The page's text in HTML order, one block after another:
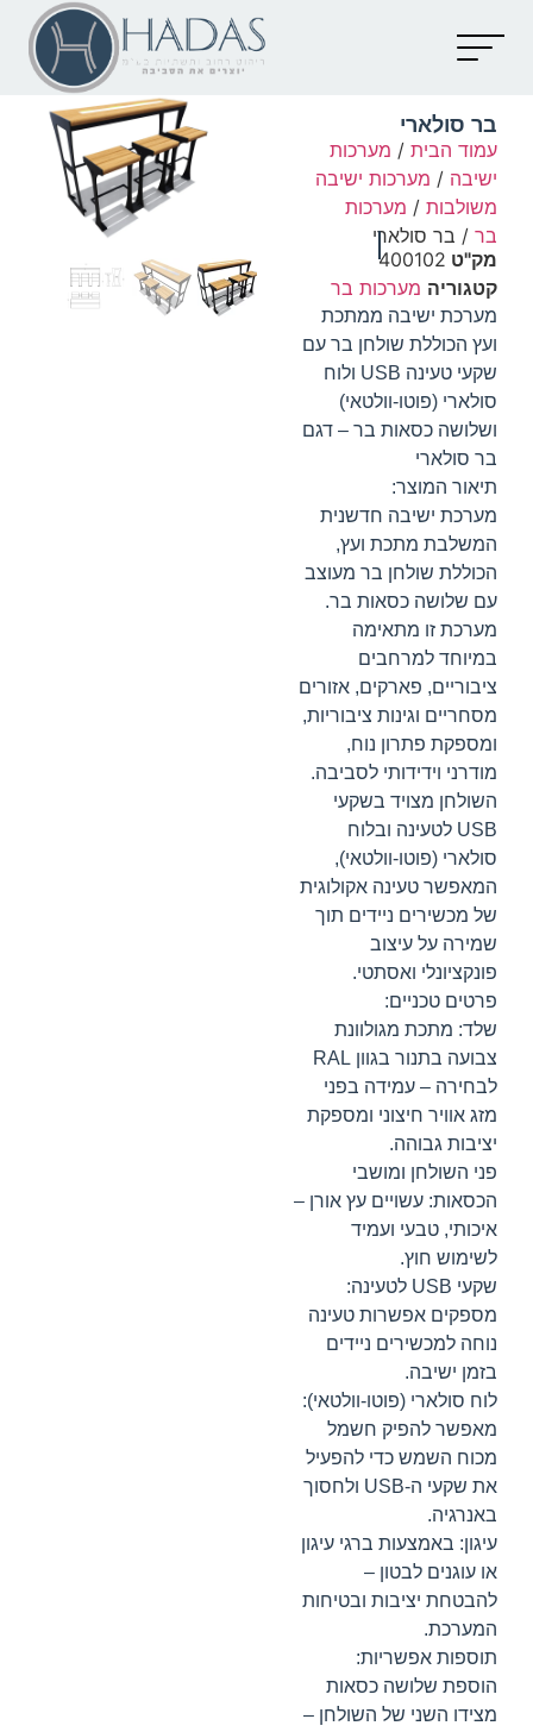
בר סולארי
עמוד הבית / מערכות
ישיבה / מערכות ישיבה
משולבות / מערכות
בר / בר סולארי
מק"ט 400102
קטגוריה מערכות בר
מערכת ישיבה ממתכת
ועץ הכוללת שולחן בר עם
שקעי טעינה USB ולוח
סולארי (פוטו-וולטאי)
ושלושה כסאות בר – דגם
בר סולארי
תיאור המוצר:
מערכת ישיבה חדשנית
המשלבת מתכת ועץ,
הכוללת שולחן בר מעוצב
עם שלושה כסאות בר.
מערכת זו מתאימה
במיוחד למרחבים
ציבוריים, פארקים, אזורים
מסחריים וגינות ציבוריות,
ומספקת פתרון נוח,
מודרני וידידותי לסביבה.
השולחן מצויד בשקעי
USB לטעינה ובלוח
סולארי (פוטו-וולטאי),
המאפשר טעינה אקולוגית
של מכשירים ניידים תוך
שמירה על עיצוב
פונקציונלי ואסתטי.
פרטים טכניים:
שלד: מתכת מגולוונת
צבועה בתנור בגוון RAL
לבחירה – עמידה בפני
מזג אוויר חיצוני ומספקת
יציבות גבוהה.
פני השולחן ומושבי
הכסאות: עשויים עץ אורן –
איכותי, טבעי ועמיד
לשימוש חוץ.
שקעי USB לטעינה:
מספקים אפשרות טעינה
נוחה למכשירים ניידים
בזמן ישיבה.
לוח סולארי (פוטו-וולטאי):
מאפשר להפיק חשמל
מכוח השמש כדי להפעיל
את שקעי ה-USB ולחסוך
באנרגיה.
עיגון: באמצעות ברגי עיגון
או עוגנים לבטון –
להבטחת יציבות ובטיחות
המערכת.
תוספות אפשריות:
הוספת שלושה כסאות
מצידו השני של השולחן –